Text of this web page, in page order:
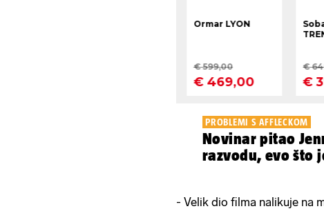
PROBLEMI S AFFLECKOM
Novinar pitao
razvodu, evo što
- Velik dio filma nalikuje na